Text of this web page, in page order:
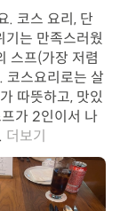
. 코스 요리, 단
기는 만족스러웠
스프(가장 저렴
코스요리로는 살
따뜻하고, 맛있
가 2인이서 나
더보기